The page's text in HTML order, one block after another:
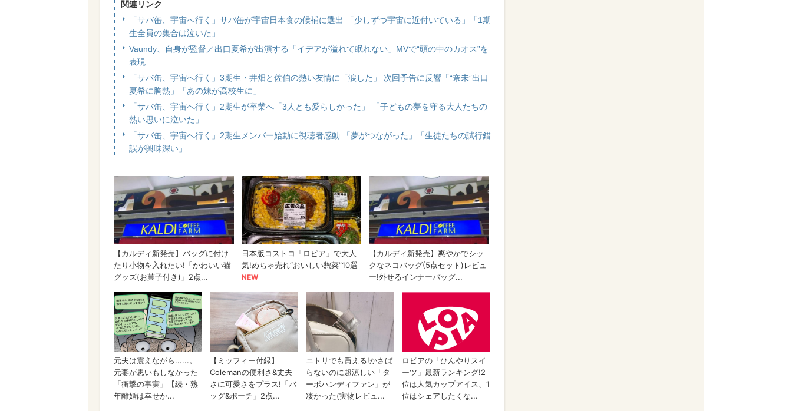
関連リンク
「サバ缶、宇宙へ行く」サバ缶が宇宙日本食の候補に選出 「少しずつ宇宙に近付いている」「1期
生全員の集合は泣いた」
Vaundy、自身が監督／出口夏希が出演する「イデアが溢れて眠れない」MVで“頭の中のカオス”を
表現
「サバ缶、宇宙へ行く」3期生・井畑と佐伯の熱い友情に「涙した」 次回予告に反響「“奈未”出口
夏希に胸熱」「あの妹が高校生に」
「サバ缶、宇宙へ行く」2期生が卒業へ「3人とも愛らしかった」 「子どもの夢を守る大人たちの
熱い思いに泣いた」
「サバ缶、宇宙へ行く」2期生メンバー始動に視聴者感動 「夢がつながった」「生徒たちの試行錯
誤が興味深い」